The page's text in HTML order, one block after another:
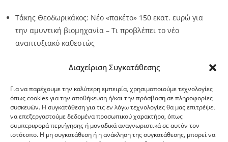
Διαχείριση Συγκατάθεσης
Για να παρέχουμε την καλύτερη εμπειρία, χρησιμοποιούμε τεχνολογίες
όπως cookies για την αποθήκευση ή/και την πρόσβαση σε πληροφορίες
συσκευών. Η συγκατάθεση για τις εν λόγω τεχνολογίες θα μας επιτρέψει
να επεξεργαστούμε δεδομένα προσωπικού χαρακτήρα, όπως
συμπεριφορά περιήγησης ή μοναδικά αναγνωριστικά σε αυτόν τον
ιστότοπο. Η μη συγκατάθεση ή η ανάκληση της συγκατάθεσης, μπορεί να
Τάκης Θεοδωρικάκος: Νέο «πακέτο» 150 εκατ. ευρώ για
την αμυντική βιομηχανία – Τι προβλέπει το νέο
αναπτυξιακό καθεστώς
G-point.gr